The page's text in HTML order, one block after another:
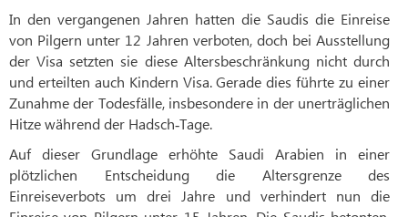
In den vergangenen Jahren hatten die Saudis die Einreise
von Pilgern unter 12 Jahren verboten, doch bei Ausstellung
der Visa setzten sie diese Altersbeschränkung nicht durch
und erteilten auch Kindern Visa. Gerade dies führte zu einer
Zunahme der Todesfälle, insbesondere in der unerträglichen
Hitze während der Hadsch‑Tage.
Auf dieser Grundlage erhöhte Saudi Arabien in einer
plötzlichen Entscheidung die Altersgrenze des
Einreiseverbots um drei Jahre und verhindert nun die